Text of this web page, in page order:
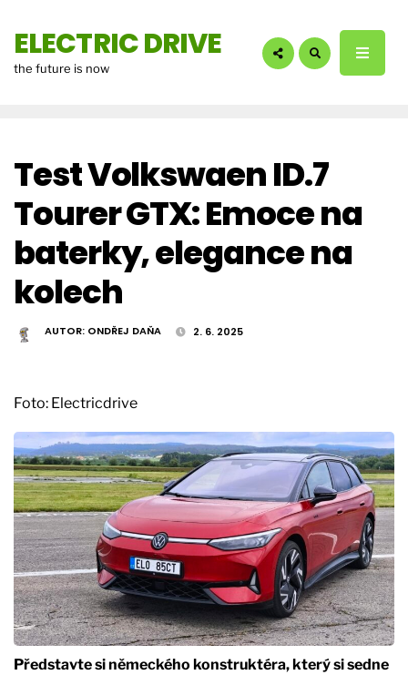
ELECTRIC DRIVE
the future is now
Test Volkswaen ID.7
Tourer GTX: Emoce na
baterky, elegance na
kolech
AUTOR: ONDŘEJ DAŇA 2. 6. 2025
Foto: Electricdrive
Představte si německého konstruktéra, který si sedne